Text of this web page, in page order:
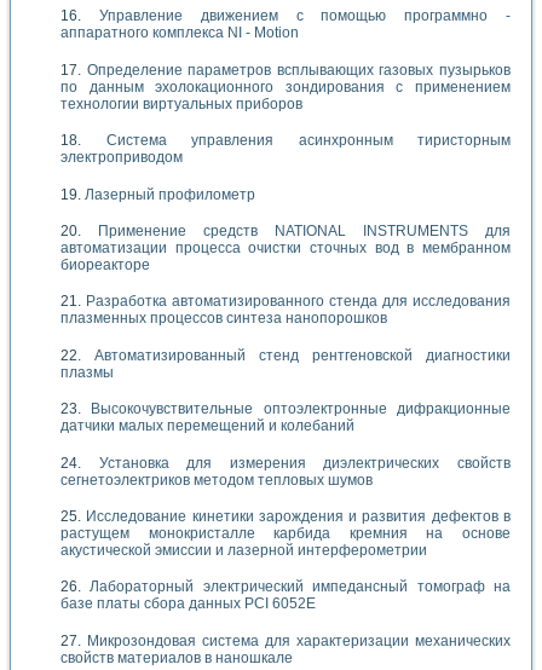
Управление движением с помощью программно -
аппаратного комплекса NI - Motion
Определение параметров всплывающих газовых пузырьков
по данным эхолокационного зондирования с применением
технологии виртуальных приборов
Система управления асинхронным тиристорным
электроприводом
Лазерный профилометр
Применение средств NATIONAL INSTRUMENTS для
автоматизации процесса очистки сточных вод в мембранном
биореакторе
Разработка автоматизированного стенда для исследования
плазменных процессов синтеза нанопорошков
Автоматизированный стенд рентгеновской диагностики
плазмы
Высокочувствительные оптоэлектронные дифракционные
датчики малых перемещений и колебаний
Установка для измерения диэлектрических свойств
сегнетоэлектриков методом тепловых шумов
Исследование кинетики зарождения и развития дефектов в
растущем монокристалле карбида кремния на основе
акустической эмиссии и лазерной интерферометрии
Лабораторный электрический импедансный томограф на
базе платы сбора данных PCI 6052E
Микрозондовая система для характеризации механических
свойств материалов в наношкале